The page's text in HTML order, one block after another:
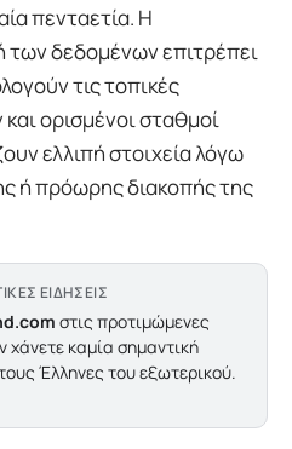
πενταετία. Η
δεδομένων επιτρέπει
τις τοπικές
ορισμένοι σταθμοί
ελλιπή στοιχεία λόγω
ή πρόωρης διακοπής της
ΕΙΔΗΣΕΙΣ
στις προτιμώμενες
χάνετε καμία σημαντική
Έλληνες του εξωτερικού.